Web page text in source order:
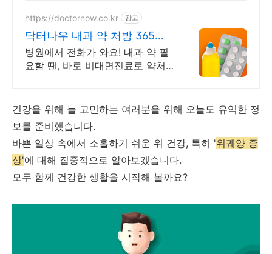
https://doctornow.co.kr 광고
닥터나우 내과 약 처방 365일
24시간 진료가능
병원에서 전화가 와요! 내과 약 필
요할 땐, 바로 비대면진료로 약처
건강을 위해 늘 고민하는 여러분을 위해 오늘도 유익한 정
보를 준비했습니다.
바쁜 일상 속에서 소홀하기 쉬운 위 건강, 특히 '위궤양 증
상'에 대해 집중적으로 알아보겠습니다.
모두 함께 건강한 생활을 시작해 볼까요?